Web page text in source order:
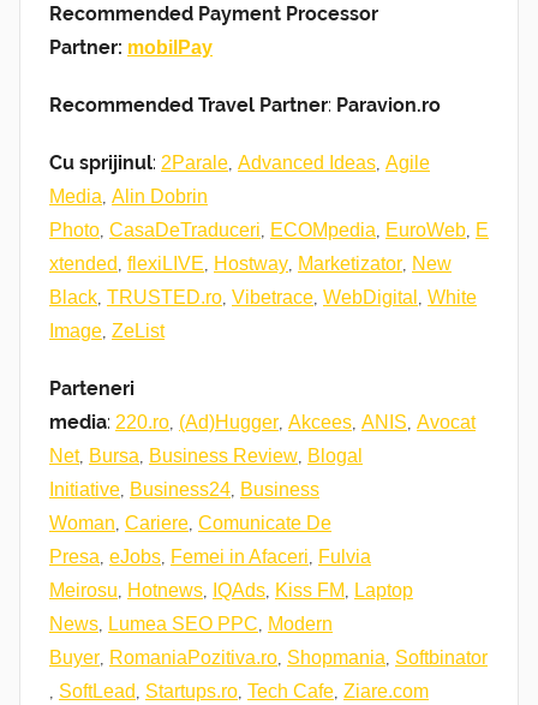
Recommended Payment Processor
Partner: mobilPay
Recommended Travel Partner: Paravion.ro
Cu sprijinul: 2Parale, Advanced Ideas, Agile
Media, Alin Dobrin
Photo, CasaDeTraduceri, ECOMpedia, EuroWeb, E
xtended, flexiLIVE, Hostway, Marketizator, New
Black, TRUSTED.ro, Vibetrace, WebDigital , White
Image, ZeList
Parteneri
media: 220.ro, (Ad)Hugger, Akcees, ANIS, Avocat
Net, Bursa, Business Review, Blogal
Initiative, Business24, Business
Woman, Cariere, Comunicate De
Presa, eJobs, Femei in Afaceri, Fulvia
Meirosu, Hotnews, IQAds, Kiss FM, Laptop
News, Lumea SEO PPC, Modern
Buyer, RomaniaPozitiva.ro, Shopmania, Softbinator
, SoftLead, Startups.ro, Tech Cafe, Ziare.com